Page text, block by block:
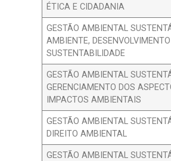
ÉTICA E CIDADANIA
GESTÃO AMBIENTAL
AMBIENTE,
SUSTENTABILIDADE
GESTÃO AMBIENTAL
GERENCIAMENTO DOS
IMPACTOS AMBIENTAIS
GESTÃO AMBIENTAL
DIREITO AMBIENTAL
GESTÃO AMBIENTAL